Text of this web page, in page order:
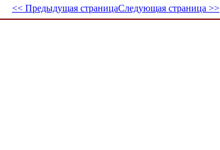
<< Предыдущая страницаСледующая страница >>